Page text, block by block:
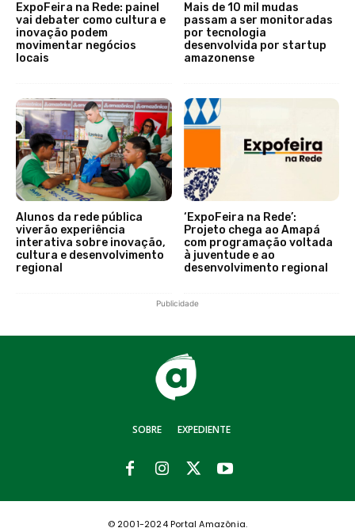
ExpoFeira na Rede: painel
vai debater como cultura e
inovação podem
movimentar negócios
locais
Mais de 10 mil mudas
passam a ser monitoradas
por tecnologia
desenvolvida por startup
amazonense
Alunos da rede pública
viverão experiência
interativa sobre inovação,
cultura e desenvolvimento
regional
‘ExpoFeira na Rede’:
Projeto chega ao Amapá
com programação voltada
à juventude e ao
desenvolvimento regional
Publicidade
SOBRE EXPEDIENTE
© 2001-2024 Portal Amazônia.